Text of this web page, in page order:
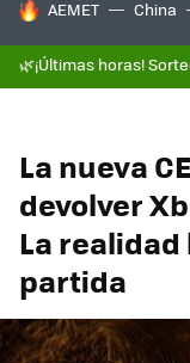
HOY SE HABLA DE
AEMET China
🌿¡Últimas horas!
La nueva
devolver
La
partida